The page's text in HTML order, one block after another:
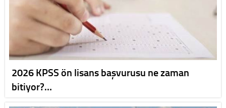
2026 KPSS ön lisans başvurusu ne zaman
bitiyor?…